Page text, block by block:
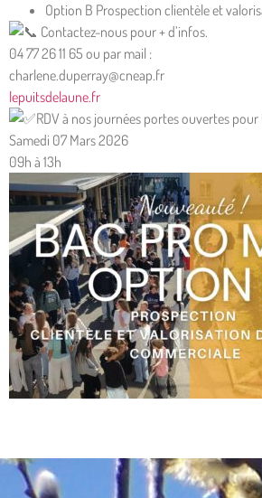
Option B Prospection clientèle et
Contactez-nous pour + d’infos.
04 77 26 11 65 ou par mail :
charlene.duperray@cneap.fr
lepuitsdelaune.fr
RDV à nos journées portes ouvertes
Samedi 07 Mars 2026
09h à 13h